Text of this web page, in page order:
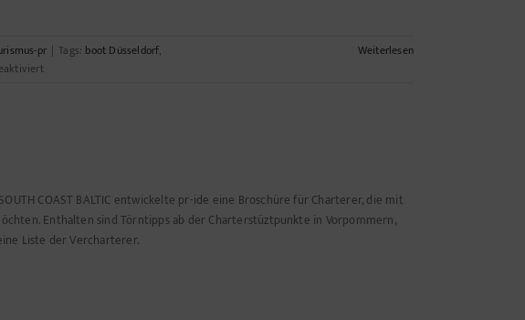
pr | Tags: boot Düsseldorf,
für
kreieren
Weiterlesen
COAST BALTIC entwickelte pr-ide eine Broschüre für Charterer, die mit
Enthalten sind Törntipps ab der Charterstüztpunkte in Vorpommern,
Liste der Vercharterer.